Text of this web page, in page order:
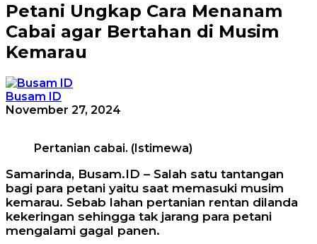
Petani Ungkap Cara Menanam
Cabai agar Bertahan di Musim
Kemarau
Busam ID
November 27, 2024
Pertanian cabai. (Istimewa)
Samarinda, Busam.ID – Salah satu tantangan
bagi para petani yaitu saat memasuki musim
kemarau. Sebab lahan pertanian rentan dilanda
kekeringan sehingga tak jarang para petani
mengalami gagal panen.